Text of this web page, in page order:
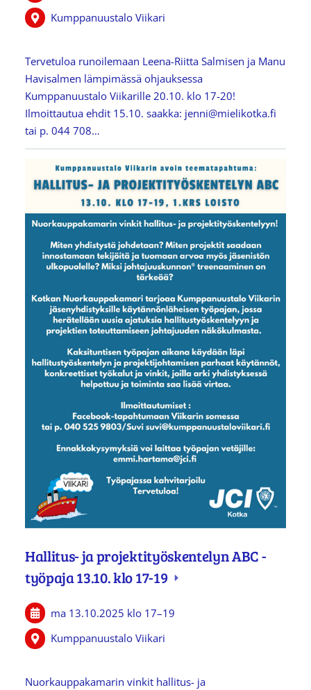
Kumppanuustalo Viikari
Tervetuloa runoilemaan Leena-Riitta Salmisen ja Manu
Havisalmen lämpimässä ohjauksessa
Kumppanuustalo Viikarille 20.10. klo 17-20!
Ilmoittautua ehdit 15.10. saakka: jenni@mielikotka.fi
tai p. 044 708…
Hallitus- ja projektityöskentelyn ABC -
työpaja 13.10. klo 17-19
ma 13.10.2025 klo 17–19
Kumppanuustalo Viikari
Nuorkauppakamarin vinkit hallitus- ja